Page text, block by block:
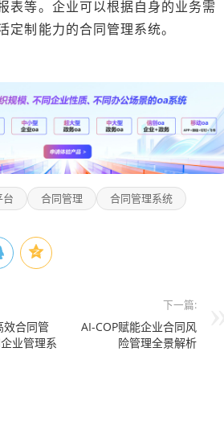
表等。企业可以根据自身的业务需
定制能力的合同管理系统。
台 合同管理
合同管理系统
效合同管
业管理系
下一篇:
AI-COP赋能企业合同风
险管理全景解析